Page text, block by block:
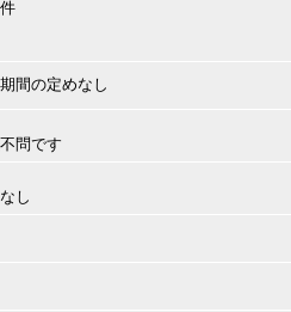
間の定めなし
問です
し